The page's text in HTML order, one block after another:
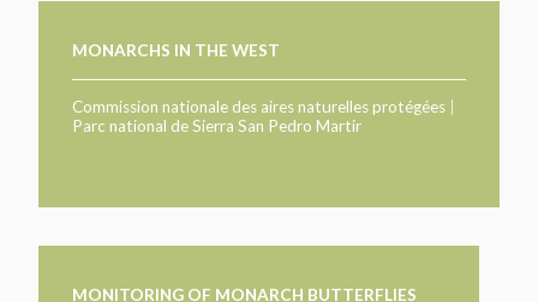
MONARCHS IN THE WEST
Commission nationale des aires naturelles protégées |
Parc national de Sierra San Pedro Martir
MONITORING OF MONARCH BUTTERFLIES